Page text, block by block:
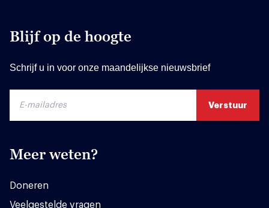
Blijf op de hoogte
Schrijf u in voor onze maandelijkse nieuwsbrief
Meer weten?
Doneren
Veelgestelde vragen